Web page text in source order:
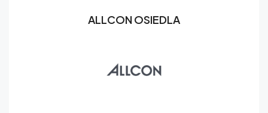
ALLCON OSIEDLA